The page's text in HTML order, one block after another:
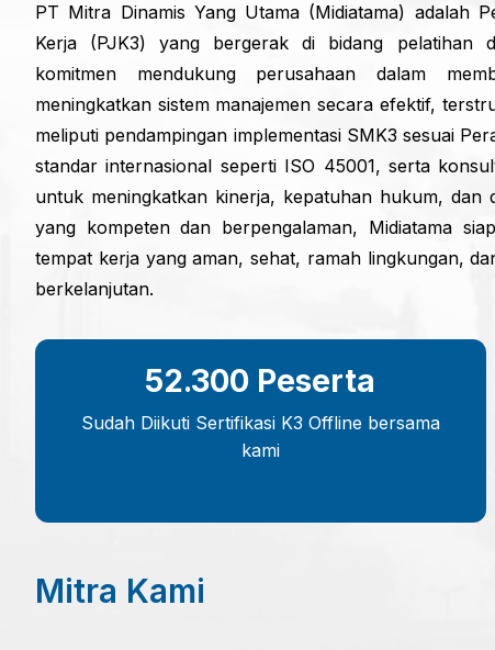
PT Mitra Dinamis Yang Utama (Midiatama) adalah
Kerja (PJK3) yang bergerak di bidang pelatihan
komitmen mendukung perusahaan dalam
meningkatkan sistem manajemen secara efektif,
meliputi pendampingan implementasi SMK3 sesuai
standar internasional seperti ISO 45001, serta
untuk meningkatkan kinerja, kepatuhan hukum, dan
yang kompeten dan berpengalaman, Midiatama
tempat kerja yang aman, sehat, ramah lingkungan,
berkelanjutan.
52.300 Peserta
Sudah Diikuti Sertifikasi K3 Offline bersama
kami
Mitra Kami